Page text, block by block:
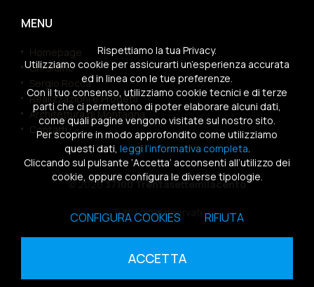
MENU
Homepage
Chi siamo
Sergio Rocca
Realizzazioni e Progetti
Architettura di Montagna
Contatti
© 202637100 Trentasettemilacento
Tutti i diritti riservati
Sitemap|Privacy Policy|Cookies Policy
Rispettiamo la tua Privacy.
Utilizziamo cookie per assicurarti un’esperienza accurata
ed in linea con le tue preferenze.
Con il tuo consenso, utilizziamo cookie tecnici e di terze
parti che ci permettono di poter elaborare alcuni dati,
come quali pagine vengono visitate sul nostro sito.
Per scoprire in modo approfondito come utilizziamo
questi dati, leggi l’informativa completa.
Cliccando sul pulsante ‘Accetta’ acconsenti all’utilizzo dei
cookie, oppure configura le diverse tipologie.
CONFIGURA COOKIES RIFIUTA
ACCETTA